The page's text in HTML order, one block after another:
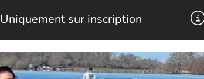
Uniquement sur inscription